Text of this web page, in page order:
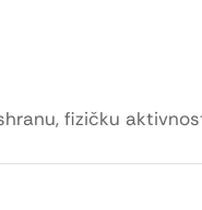
fizičku